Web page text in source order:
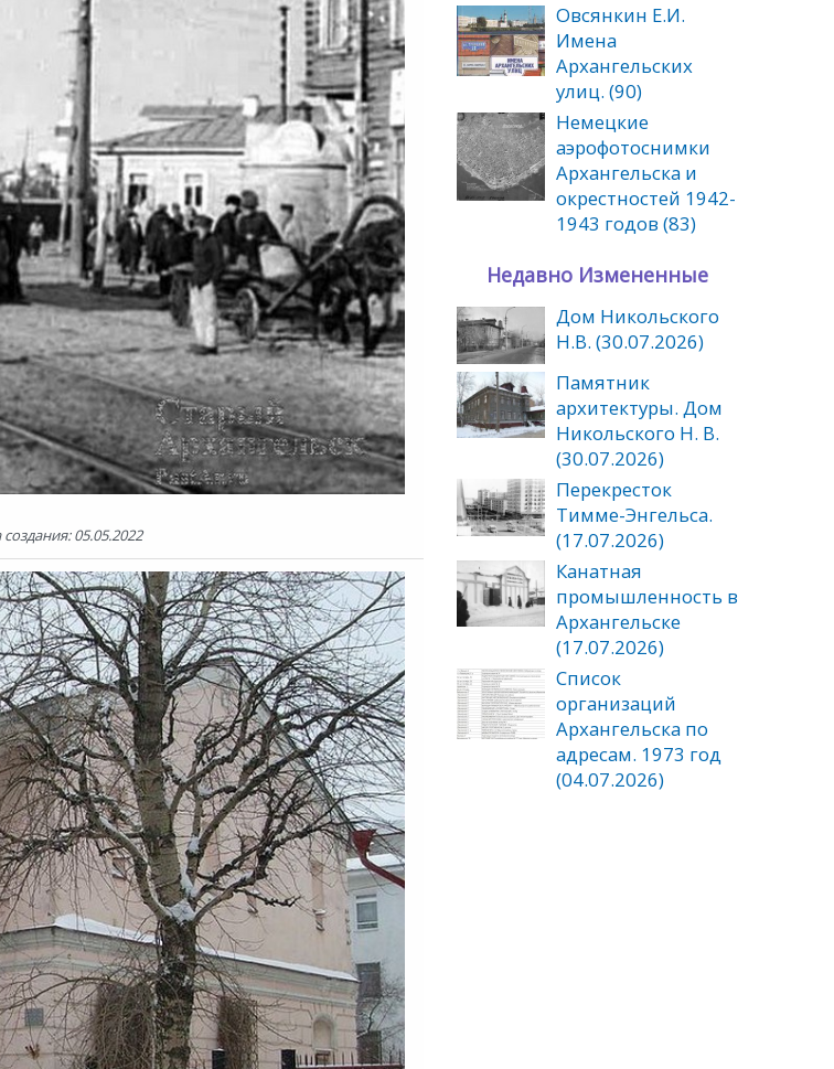
05.05.2022
Овсянкин Е.И.
Имена
Архангельских
улиц. (90)
Немецкие
аэрофотоснимки
Архангельска и
окрестностей 1942-
1943 годов (83)
Недавно Измененные
Дом Никольского
Н.В. (30.07.2026)
Памятник
архитектуры. Дом
Никольского Н. В.
(30.07.2026)
Перекресток
Тимме-Энгельса.
(17.07.2026)
Канатная
промышленность в
Архангельске
(17.07.2026)
Список
организаций
Архангельска по
адресам. 1973 год
(04.07.2026)